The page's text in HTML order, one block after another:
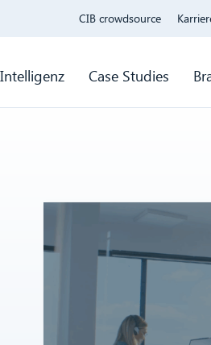
CIB crowdsource
Case Studies